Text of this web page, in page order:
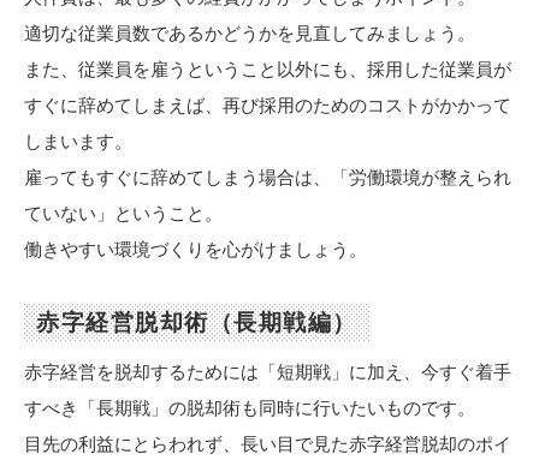
適切な従業員数であるかどうかを見直してみましょう。
また、従業員を雇うということ以外にも、採用した従業員が
すぐに辞めてしまえば、再び採用のためのコストがかかって
しまいます。
雇ってもすぐに辞めてしまう場合は、「労働環境が整えられ
ていない」ということ。
働きやすい環境づくりを心がけましょう。
赤字経営脱却術（長期戦編）
赤字経営を脱却するためには「短期戦」に加え、今すぐ着手
すべき「長期戦」の脱却術も同時に行いたいものです。
目先の利益にとらわれず、長い目で見た赤字経営脱却のポイ